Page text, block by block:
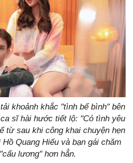
khoảnh khắc "tình bể bình" bên
sĩ hài hước tiết lộ: "Có tình yêu
từ sau khi công khai chuyện hẹn
Quang Hiếu và bạn gái chăm
lương" hơn hẳn.